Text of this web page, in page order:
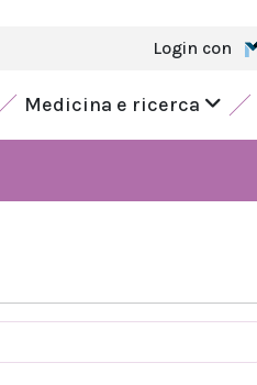
Login con
Medicina e ricerca